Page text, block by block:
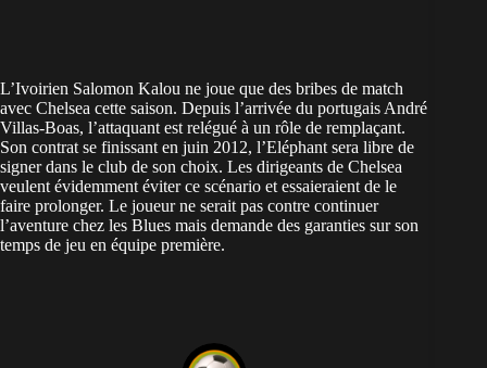
L’Ivoirien Salomon Kalou ne joue que des bribes de match
avec Chelsea cette saison. Depuis l’arrivée du portugais André
Villas-Boas, l’attaquant est relégué à un rôle de remplaçant.
Son contrat se finissant en juin 2012, l’Eléphant sera libre de
signer dans le club de son choix. Les dirigeants de Chelsea
veulent évidemment éviter ce scénario et essaieraient de le
faire prolonger. Le joueur ne serait pas contre continuer
l’aventure chez les Blues mais demande des garanties sur son
temps de jeu en équipe première.